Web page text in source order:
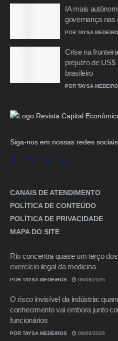
IA mais
governança nas
POR TAYSA
Crise na
prejuízo de US$
brasileiro
POR TAYSA
Siga-nos em nossas redes sociais.
CANAIS DE ATENDIMENTO
POLÍTICA DE CONTEÚDO
POLÍTICA DE PRIVACIDADE
MAPA DO SITE
Rio concentra quase um terço
exercício ilegal da medicina
POR TAYSA MEDEIROS 08/08/2026
O risco invisível da indústria:
conhecimento vai embora junto
funcionários
POR TAYSA MEDEIROS 08/08/2026